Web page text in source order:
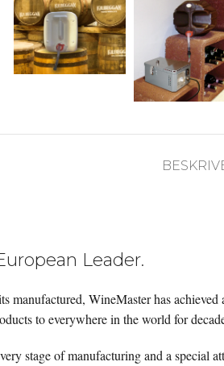
Leader.
manufactured, WineMaster has
to everywhere in the world for
stage of manufacturing and a special